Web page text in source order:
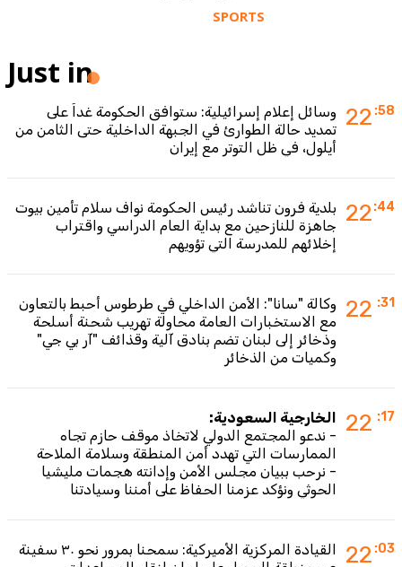
SPORTS
Just in
22 :58
وسائل إعلام إسرائيلية: ستوافق الحكومة غداً على
تمديد حالة الطوارئ في الجبهة الداخلية حتى الثامن من
أيلول، في ظل التوتر مع إيران
22:44
بلدية فرون تناشد رئيس الحكومة نواف سلام تأمين بيوت
جاهزة للنازحين مع بداية العام الدراسي واقتراب
إخلائهم للمدرسة التي تؤويهم
22 :31
وكالة "سانا": الأمن الداخلي في طرطوس أحبط بالتعاون
مع الاستخبارات العامة محاولة تهريب شحنة أسلحة
وذخائر إلى لبنان تضم بنادق آلية وقذائف "آر بي جي"
وكميات من الذخائر
22 :17
الخارجية السعودية:
- ندعو المجتمع الدولي لاتخاذ موقف حازم تجاه
الممارسات التي تهدد أمن المنطقة وسلامة الملاحة
- نرحب ببيان مجلس الأمن وإدانته هجمات مليشيا
الحوثي ونؤكد عزمنا الحفاظ على أمننا وسيادتنا
22 :03
القيادة المركزية الأميركية: سمحنا بمرور نحو ٣٠ سفينة